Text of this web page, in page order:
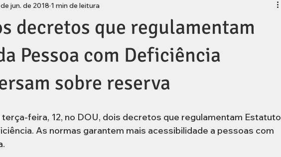
Bolha Imobiliária Inventário
Brasileiros Residentes no Exterior
decretos que regulamentam
Pessoa com Deficiência
sobre reserva
de jun. de 2018 1 min de leitura
feira, 12, no DOU, dois decretos que regulamentam Estatuto
As normas garantem mais acessibilidade a pessoas com